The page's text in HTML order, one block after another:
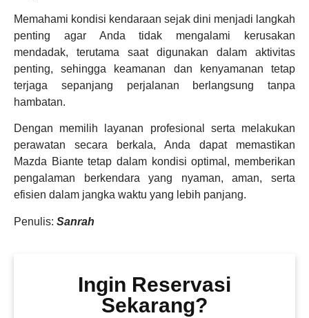
Memahami kondisi kendaraan sejak dini menjadi langkah
penting agar Anda tidak mengalami kerusakan
mendadak, terutama saat digunakan dalam aktivitas
penting, sehingga keamanan dan kenyamanan tetap
terjaga sepanjang perjalanan berlangsung tanpa
hambatan.
Dengan memilih layanan profesional serta melakukan
perawatan secara berkala, Anda dapat memastikan
Mazda Biante tetap dalam kondisi optimal, memberikan
pengalaman berkendara yang nyaman, aman, serta
efisien dalam jangka waktu yang lebih panjang.
Penulis: Sanrah
Ingin Reservasi
Sekarang?